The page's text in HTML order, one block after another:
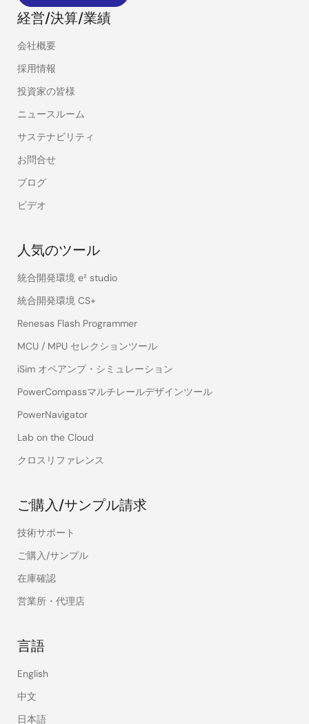
経営/決算/業績
会社概要
採用情報
投資家の皆様
ニュースルーム
サステナビリティ
お問合せ
ブログ
ビデオ
人気のツール
統合開発環境 e² studio
統合開発環境 CS+
Renesas Flash Programmer
MCU / MPU セレクションツール
iSim オペアンプ・シミュレーション
PowerCompassマルチレールデザインツール
PowerNavigator
Lab on the Cloud
クロスリファレンス
ご購入/サンプル請求
技術サポート
ご購入/サンプル
在庫確認
営業所・代理店
言語
English
中文
日本語